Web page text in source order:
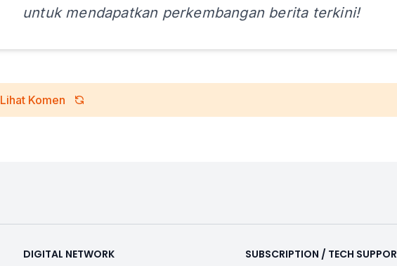
untuk mendapatkan perkembangan berita terkini!
Lihat Komen
DIGITAL NETWORK
SUBSCRIPTION / TECH